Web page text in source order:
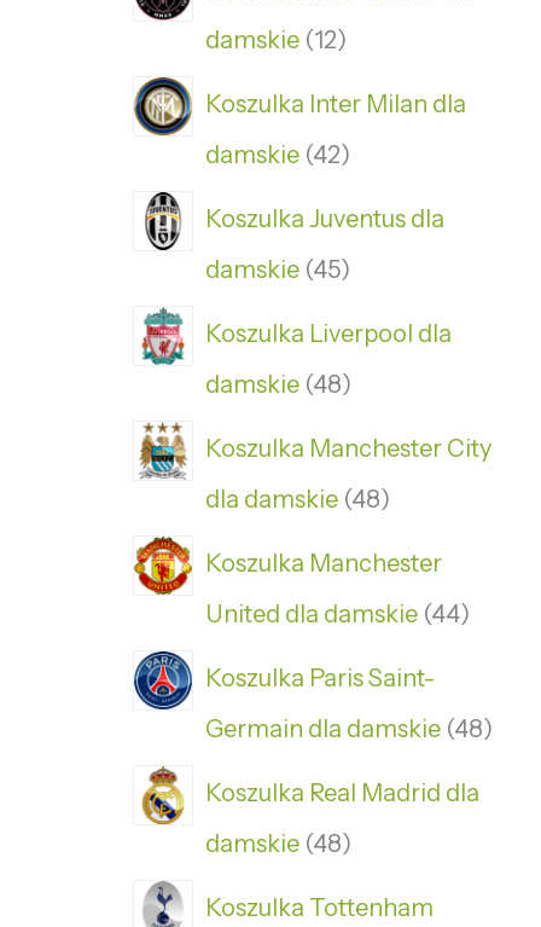
damskie 12
Koszulka Inter Milan dla
damskie 42
Koszulka Juventus dla
damskie 45
Koszulka Liverpool dla
damskie 48
Koszulka Manchester City
dla damskie 48
Koszulka Manchester
United dla damskie 44
Koszulka Paris Saint-
Germain dla damskie 48
Koszulka Real Madrid dla
damskie 48
Koszulka Tottenham